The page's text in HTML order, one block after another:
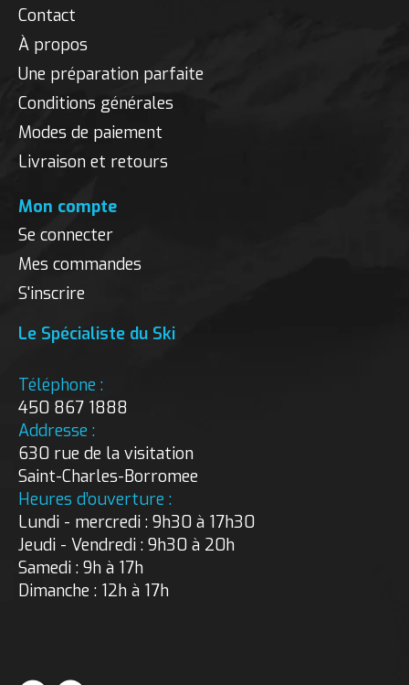
Contact
À propos
Une préparation parfaite
Conditions générales
Modes de paiement
Livraison et retours
Mon compte
Se connecter
Mes commandes
S'inscrire
Le Spécialiste du Ski
Téléphone :
450 867 1888
Addresse :
630 rue de la visitation
Saint-Charles-Borromee
Heures d’ouverture :
Lundi - mercredi : 9h30 à 17h30
Jeudi - Vendredi : 9h30 à 20h
Samedi : 9h à 17h
Dimanche : 12h à 17h